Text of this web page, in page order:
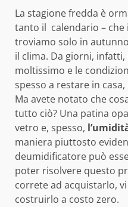
La stagione fredda è
tanto il calendario – che
troviamo solo in
il clima. Da giorni,
moltissimo e le
spesso a restare in
Ma avete notato che
tutto ciò? Una patina
vetro e, spesso,
maniera piuttosto
deumidificatore può
poter risolvere questo
correte ad acquistarlo,
costruirlo a costo zero.